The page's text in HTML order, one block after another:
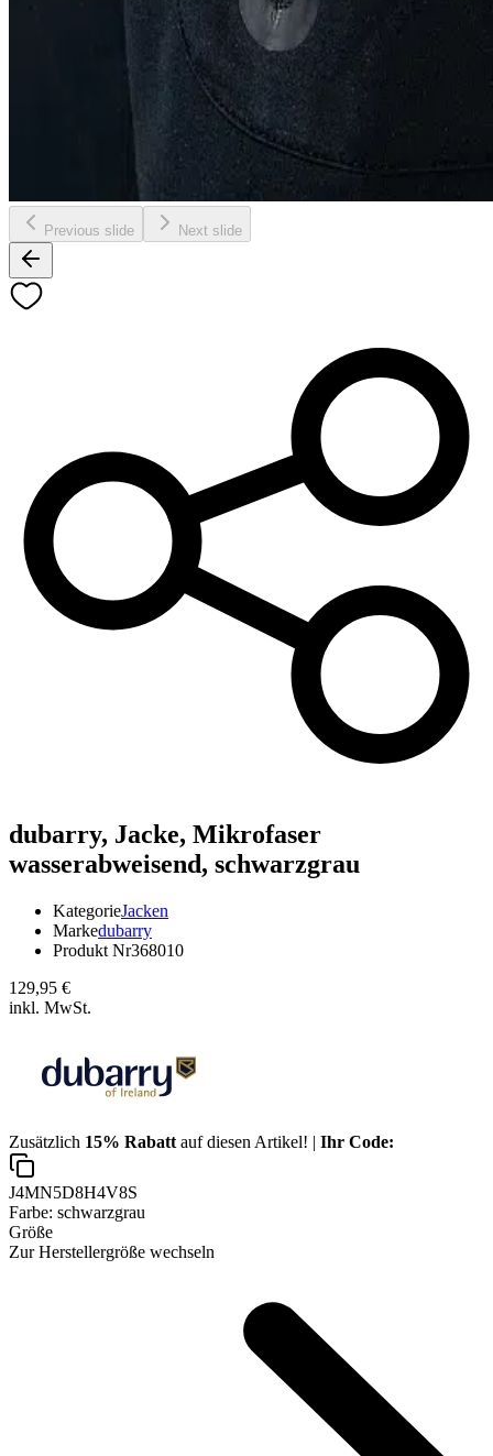
Previous slide Next slide
dubarry, Jacke, Mikrofaser
wasserabweisend, schwarzgrau
KategorieJacken
Markedubarry
Produkt Nr368010
129,95 €
inkl. MwSt.
Zusätzlich 15% Rabatt auf diesen Artikel! | Ihr Code:
J4MN5D8H4V8S
Farbe: schwarzgrau
Größe
Zur Herstellergröße wechseln